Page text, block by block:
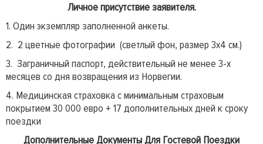
Личное присутствие заявителя.
1. Один экземпляр заполненной анкеты.
2. 2 цветные фотографии (светлый фон, размер 3х4 см.)
3. Заграничный паспорт, действительный не менее 3-х
месяцев со дня возвращения из Норвегии.
4. Медицинская страховка с минимальным страховым
покрытием 30 000 евро + 17 дополнительных дней к сроку
поездки
Дополнительные Документы Для Гостевой Поездки